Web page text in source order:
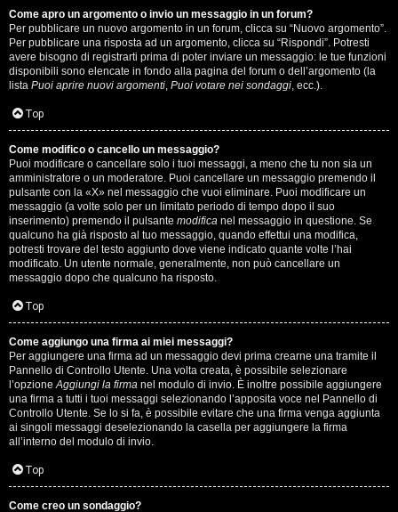
Come apro un argomento o invio un messaggio in un forum?
Per pubblicare un nuovo argomento in un forum, clicca su “Nuovo argomento”.
Per pubblicare una risposta ad un argomento, clicca su “Rispondi”. Potresti
avere bisogno di registrarti prima di poter inviare un messaggio: le tue funzioni
disponibili sono elencate in fondo alla pagina del forum o dell’argomento (la
lista Puoi aprire nuovi argomenti, Puoi votare nei sondaggi, ecc.).
Top
Come modifico o cancello un messaggio?
Puoi modificare o cancellare solo i tuoi messaggi, a meno che tu non sia un
amministratore o un moderatore. Puoi cancellare un messaggio premendo il
pulsante con la «X» nel messaggio che vuoi eliminare. Puoi modificare un
messaggio (a volte solo per un limitato periodo di tempo dopo il suo
inserimento) premendo il pulsante modifica nel messaggio in questione. Se
qualcuno ha già risposto al tuo messaggio, quando effettui una modifica,
potresti trovare del testo aggiunto dove viene indicato quante volte l’hai
modificato. Un utente normale, generalmente, non può cancellare un
messaggio dopo che qualcuno ha risposto.
Top
Come aggiungo una firma ai miei messaggi?
Per aggiungere una firma ad un messaggio devi prima crearne una tramite il
Pannello di Controllo Utente. Una volta creata, è possibile selezionare
l’opzioneAggiungi la firma nel modulo di invio. È inoltre possibile aggiungere
una firma a tutti i tuoi messaggi selezionando l’apposita voce nel Pannello di
Controllo Utente. Se lo si fa, è possibile evitare che una firma venga aggiunta
ai singoli messaggi deselezionando la casella per aggiungere la firma
all’interno del modulo di invio.
Top
Come creo un sondaggio?
e
r
c
o
r
s
i
M
u
s
i
c
a
l
i
d